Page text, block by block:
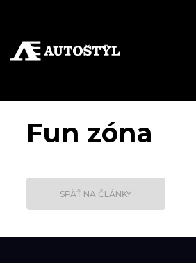
Fun zóna
SPÄŤ NA ČLÁNKY